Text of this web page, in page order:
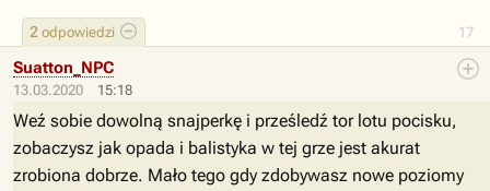
17
2 odpowiedzi
13.03.2020 15:18
Suatton_NPC
Weź sobie dowolną snajperkę i prześledź tor lotu pocisku,
zobaczysz jak opada i balistyka w tej grze jest akurat
zrobiona dobrze. Mało tego gdy zdobywasz nowe poziomy